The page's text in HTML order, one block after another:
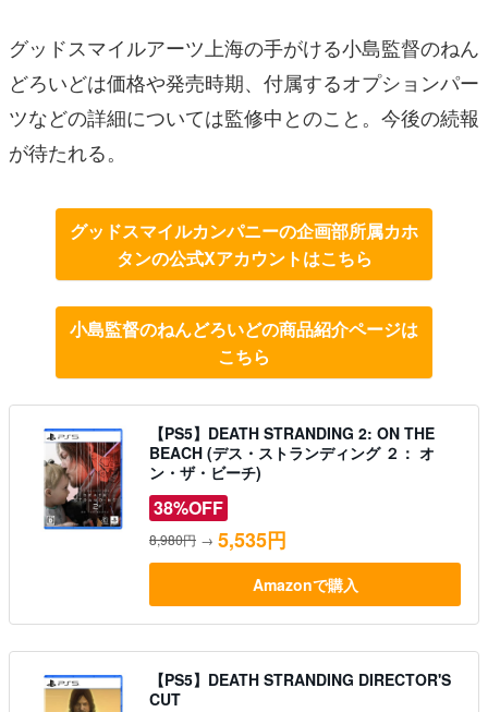
グッドスマイルアーツ上海の手がける小島監督のねん
どろいどは価格や発売時期、付属するオプションパー
ツなどの詳細については監修中とのこと。今後の続報
が待たれる。
グッドスマイルカンパニーの企画部所属カホ
タンの公式Xアカウントはこちら
小島監督のねんどろいどの商品紹介ページは
こちら
【PS5】DEATH STRANDING 2: ON THE
BEACH (デス・ストランディング ２： オ
ン・ザ・ビーチ)
38%OFF
8,980円 → 5,535円
Amazonで購入
【PS5】DEATH STRANDING DIRECTOR'S
CUT